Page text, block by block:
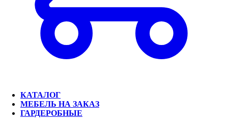
КАТАЛОГ
МЕБЕЛЬ НА ЗАКАЗ
ГАРДЕРОБНЫЕ